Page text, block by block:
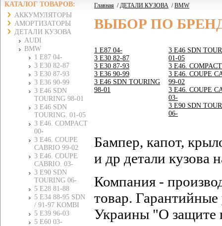
КАТАЛОГ ТОВАРОВ:
АККУМУЛЯТОРЫ
АМОРТИЗАТОРЫ
ДЕТАЛИ КУЗОВА
AUDI
BMW
1 E87 04-
3 E30 82-87
3 E30 87-93
3 E36 90-99
3 E46 SDN
TOURING 98-01
3 E46 SDN
TOURING. 01-05
3 E46. COMPACT
00-
3 E46. COUPE
CABRIO 99-02
3 E46. COUPE
CABRIO. 03-
3 E90 SDN
TOURING 06-
5 E28 81-88
5 E34 88-95 SDN
/ 91-97 KOMBI
5 E39 96-03
5 E60 03-
Главная /ДЕТАЛИ КУЗОВА /BMW
ВЫБОР ПО
1 E87 04-
3 E30 82-87
3 E30 87-93
3 E36 90-99
3 E46 SDN TOURING
98-01
3 E46 SDN
01-05
3 E46.
3 E46. COUPE
99-02
3 E46. COUPE
03-
3 E90 SDN
06-
Бампер, капот,
и др детали
Компания -
товар. Гарантийные
Украины "О защите